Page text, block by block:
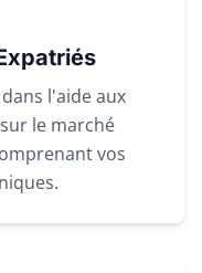
l'aide aux
le marché
vos